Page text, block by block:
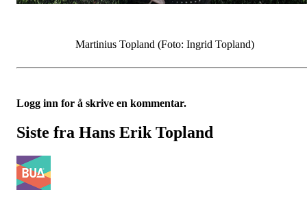
Martinius Topland (Foto: Ingrid Topland)
Logg inn for å skrive en kommentar.
Siste fra Hans Erik Topland